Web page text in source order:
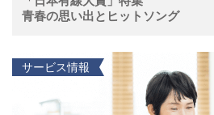
青春の思い出とヒットソング
サービス情報